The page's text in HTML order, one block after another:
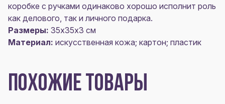
коробке с ручками одинаково хорошо исполнит роль
как делового, так и личного подарка.
Размеры: 35х35х3 см
Материал: искусственная кожа; картон; пластик
ПОХОЖИЕ ТОВАРЫ